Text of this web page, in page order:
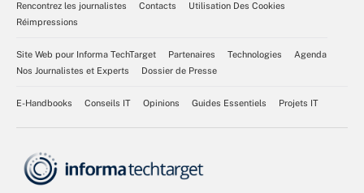
Rencontrez les journalistes
Contacts
Utilisation Des Cookies
Réimpressions
Site Web pour Informa TechTarget Partenaires Technologies
Agenda
Nos Journalistes et Experts
Dossier de Presse
E-Handbooks Conseils IT Opinions Guides Essentiels Projets IT